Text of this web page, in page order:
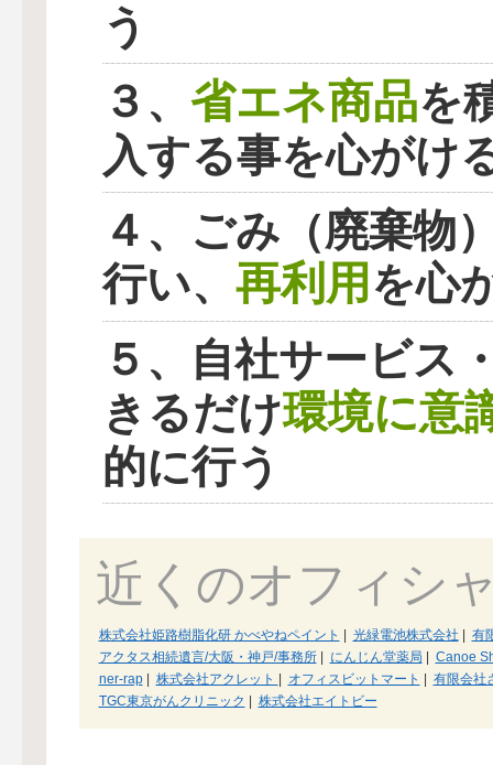
う
３、 省エネ商品を
入する事を心がけ
４、ごみ（廃棄物
行い、 再利用を心
５、自社サービス
きるだけ環境に意
的に行う
近くのオフィシ
株式会社姫路樹脂化研 かべやねペイント | 光緑電池株式会社 | 有
アクタス相続遺言/大阪・神戸/事務所| にんじん堂薬局 | Canoe
ner-rap| 株式会社アクレット | オフィスビットマート | 有限会社
TGC東京がんクリニック | 株式会社エイトビー